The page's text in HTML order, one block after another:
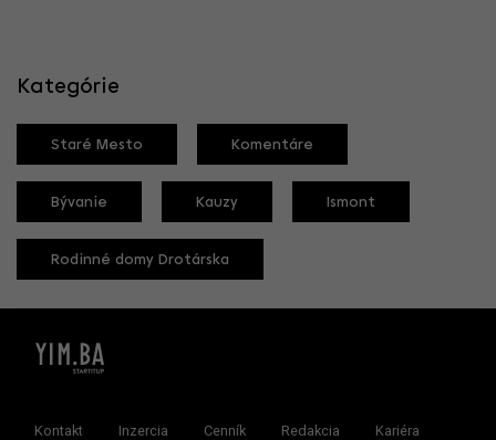
Kategórie
Staré Mesto Komentáre
Bývanie Kauzy Ismont
Rodinné domy Drotárska
Kontakt Inzercia Cenník Redakcia Kariéra